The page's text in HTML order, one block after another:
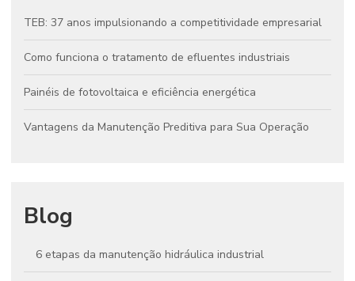
TEB: 37 anos impulsionando a competitividade empresarial
Como funciona o tratamento de efluentes industriais
Painéis de fotovoltaica e eficiência energética
Vantagens da Manutenção Preditiva para Sua Operação
Blog
6 etapas da manutenção hidráulica industrial